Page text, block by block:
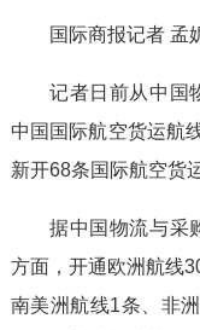
国际商报记者 孟
记者日前从中国
中国国际航空货运航
新开68条国际航空货
据中国物流与采
方面，开通欧洲航线
南美洲航线1条、非